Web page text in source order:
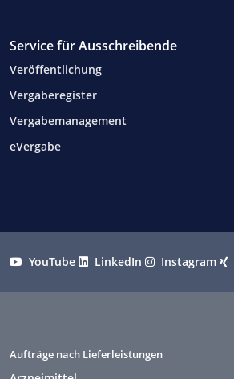
Service für Ausschreibende
Veröffentlichung
Vergaberegister
Vergabemanagement
eVergabe
YouTube LinkedIn Instagram
Aufträge nach Lieferleistungen